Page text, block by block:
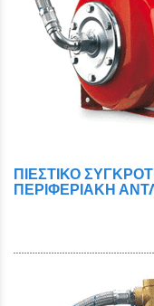
ΠΙΕΣΤΙΚΟ
ΠΕΡΙΦΕΡΙΑΚΗ